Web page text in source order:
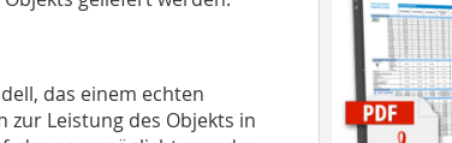
das einem echten
zur Leistung des Objekts in